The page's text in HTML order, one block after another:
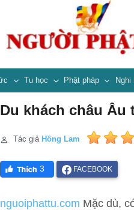
Tu học Phật pháp Nghi
Du khách châu Âu
Tác giả Hồng Lam
3 FACEBOOK
nguoiphattu.com Mặc dù,